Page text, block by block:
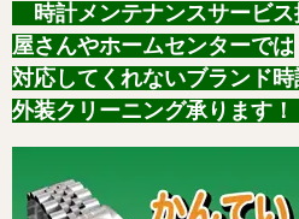
時計メンテナンスサービ
屋さんやホームセンターでは
対応してくれないブランド時
外装クリーニング承ります